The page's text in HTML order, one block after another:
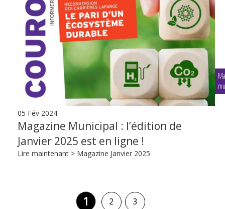
05 Fév 2024
Magazine Municipal : l’édition de
Janvier 2025 est en ligne !
Lire maintenant > Magazine Janvier 2025
1 2 3